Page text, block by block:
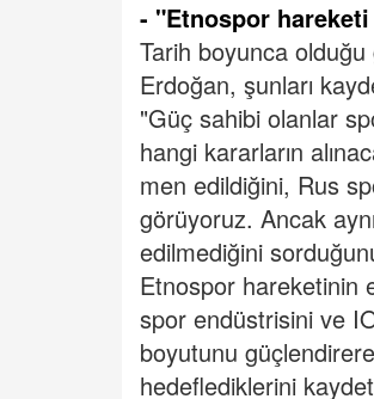
- "Etnospor
Tarih boyunca olduğu
Erdoğan, şunları
"Güç sahibi olanlar
hangi kararların
men edildiğini, Rus
görüyoruz. Ancak
edilmediğini
Etnospor hareketinin
spor endüstrisini ve
boyutunu
hedeflediklerini